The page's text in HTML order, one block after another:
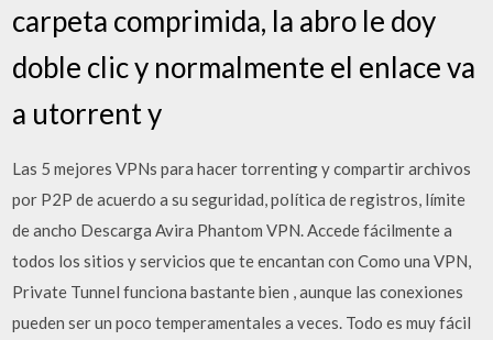
carpeta comprimida, la abro le doy
doble clic y normalmente el enlace va
a utorrent y
Las 5 mejores VPNs para hacer torrenting y compartir archivos
por P2P de acuerdo a su seguridad, política de registros, límite
de ancho Descarga Avira Phantom VPN. Accede fácilmente a
todos los sitios y servicios que te encantan con Como una VPN,
Private Tunnel funciona bastante bien , aunque las conexiones
pueden ser un poco temperamentales a veces. Todo es muy fácil